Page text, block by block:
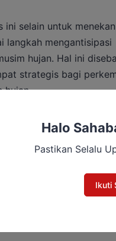
selain untuk
langkah mengantisipasi
hujan. Hal ini
strategis bagi
hujan.
penularan kasus
waspada terhadap
Mencekam, 279
Terganggu
Halo
Pastikan Selalu
Ikuti